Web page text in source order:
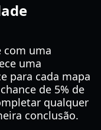
com uma
uma
para cada mapa
de 5% de
qualquer
conclusão.